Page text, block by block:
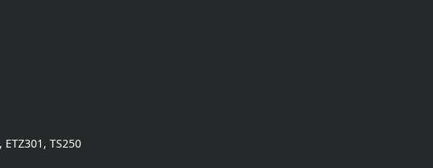
ETZ301, TS250